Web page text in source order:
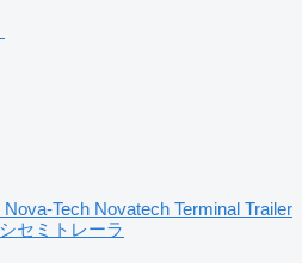
Nova-Tech Novatech Terminal Trailer
セミトレーラ